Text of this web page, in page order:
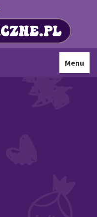
Toggle
Menu